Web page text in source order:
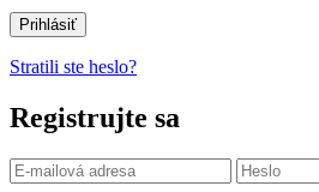
Prihlásiť
Stratili ste heslo?
Registrujte sa